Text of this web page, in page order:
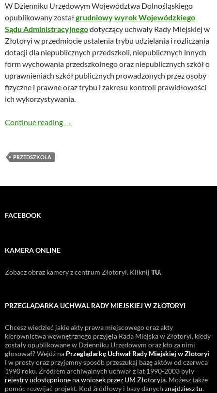
W Dzienniku Urzędowym Województwa Dolnośląskiego
opublikowany zostałgrudniowy wyrok Wojewódzkiego
Sądu Administracyjnegodotyczący uchwały Rady Miejskiej w
Złotoryi w przedmiocie ustalenia trybu udzielania i rozliczania
dotacji dla niepublicznych przedszkoli, niepublicznych innych
form wychowania przedszkolnego oraz niepublicznych szkół o
uprawnieniach szkół publicznych prowadzonych przez osoby
fizyczne i prawne oraz trybu i zakresu kontroli prawidłowości
ich wykorzystywania.
Continue reading Wskutek skargi sąd stwierdził nieważność
→
PRZEDSZKOLA
FACEBOOK
KAMERA ONLINE
Zobacz obraz kamery z centrum Złotoryi. Kliknij TU.
PRZEGLĄDARKA UCHWAL RADY MIEJSKIEJ W ZŁOTORYI
Chcesz wiedzieć jakie akty prawa miejscowego oraz akty
kierownictwa wewnętrznego przyjęła Rada Miejska w Złotoryi, kiedy
zostały opublikowane w Dzienniku Urzędowym oraz kto za nimi
głosował? Wejdź na Przeglądarkę Uchwał Rady Miejskiej w Zlotoryi
i w prosty oraz przyjemny sposób przeszukaj bazę aktów od czerwca
1990 roku. Źródłem archiwalnych uchwał z lat 1990-2003 były
rejestry udostępnione na wniosek przez UM Złotoryja. Możesz także
pomóc rozwijać projekt. Kod źródłowy i bazy danych znajdziesz tu.